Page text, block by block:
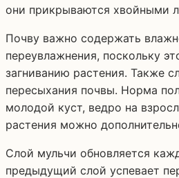
они прикрываются хвойными
Почву важно содержать
переувлажнения, поскольку
загниванию растения. Также
пересыхания почвы. Норма
молодой куст, ведро на
растения можно
Слой мульчи обновляется
предыдущий слой успевает